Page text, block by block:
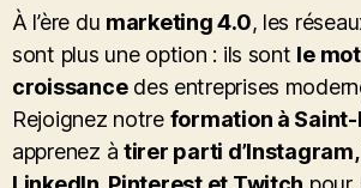
À l’ère du marketing 4.0, les
sont plus une option : ils sont le
croissancedes entreprises
Rejoignez notre formation à
apprenez àtirer parti